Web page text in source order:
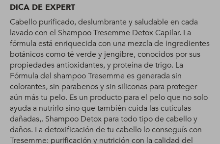
DICA DE EXPERT
Cabello purificado, deslumbrante y saludable en cada
lavado con el Shampoo Tresemme Detox Capilar. La
fórmula está enriquecida con una mezcla de ingredientes
botánicos como té verde y jengibre, conocidos por sus
propiedades antioxidantes, y proteína de trigo. La
Fórmula del shampoo Tresemme es generada sin
colorantes, sin parabenos y sin siliconas para proteger
aún más tu pelo. Es un producto para el pelo que no solo
ayuda a nutrirlo sino que también cuida las cutículas
dañadas,. Shampoo Detox para todo tipo de cabello y
daños. La detoxificación de tu cabello lo conseguís con
Tresemme: purificación y nutrición con la calidad del